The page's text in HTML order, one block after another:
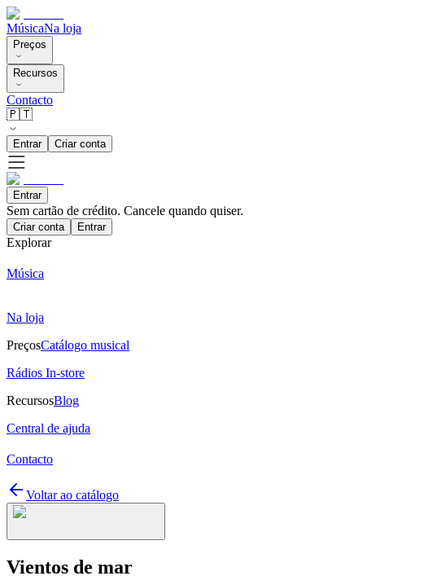
MúsicaNa loja
Preços
Recursos
Contacto
🇵🇹
Entrar Criar conta
Entrar
Sem cartão de crédito. Cancele quando quiser.
Criar conta Entrar
Explorar
Música
Na loja
PreçosCatálogo musical
Rádios In-store
RecursosBlog
Central de ajuda
Contacto
Voltar ao catálogo
Vientos de mar